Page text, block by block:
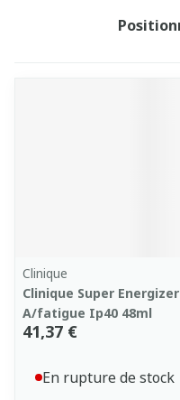
Trier par:
Clinique
Clinique Super Energizer
A/fatigue Ip40 48ml
41,37 €
En rupture de stock